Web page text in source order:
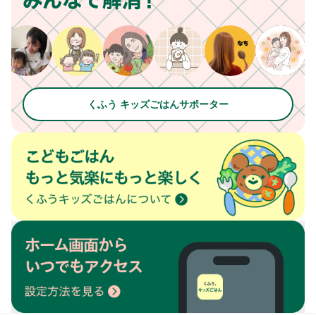
くふう キッズごはんサポーター